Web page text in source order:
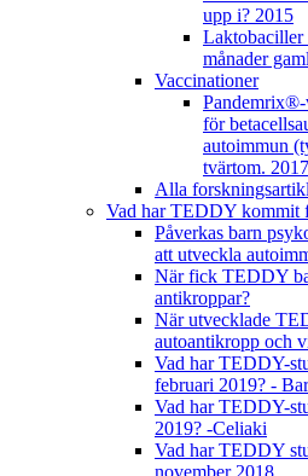
upp i? 2015
Laktobaciller
månader
Vaccinationer
Pandemrix®-
för
autoimmun
tvärtom. 2017
Alla
Vad har TEDDY kommit
Påverkas barn
att utveckla
När fick TEDDY
antikroppar?
När utvecklade
autoantikropp och
Vad har TEDDY-
februari 2019? -
Vad har TEDDY-
2019? -Celiaki
Vad har TEDDY